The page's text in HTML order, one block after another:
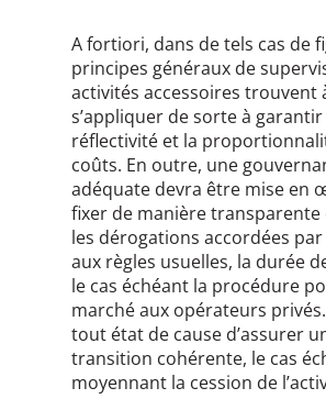
A fortiori, dans de tels cas de
principes généraux de
activités accessoires trouvent
s’appliquer de sorte à garantir
réflectivité et la
coûts. En outre, une
adéquate devra être mise en
fixer de manière transparente
les dérogations accordées
aux règles usuelles, la durée
le cas échéant la procédure
marché aux opérateurs privés.
tout état de cause d’assurer
transition cohérente, le cas
moyennant la cession de